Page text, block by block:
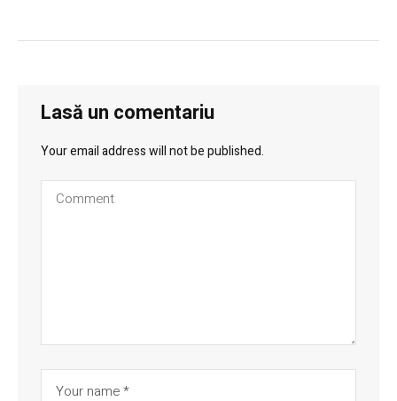
Lasă un comentariu
Your email address will not be published.